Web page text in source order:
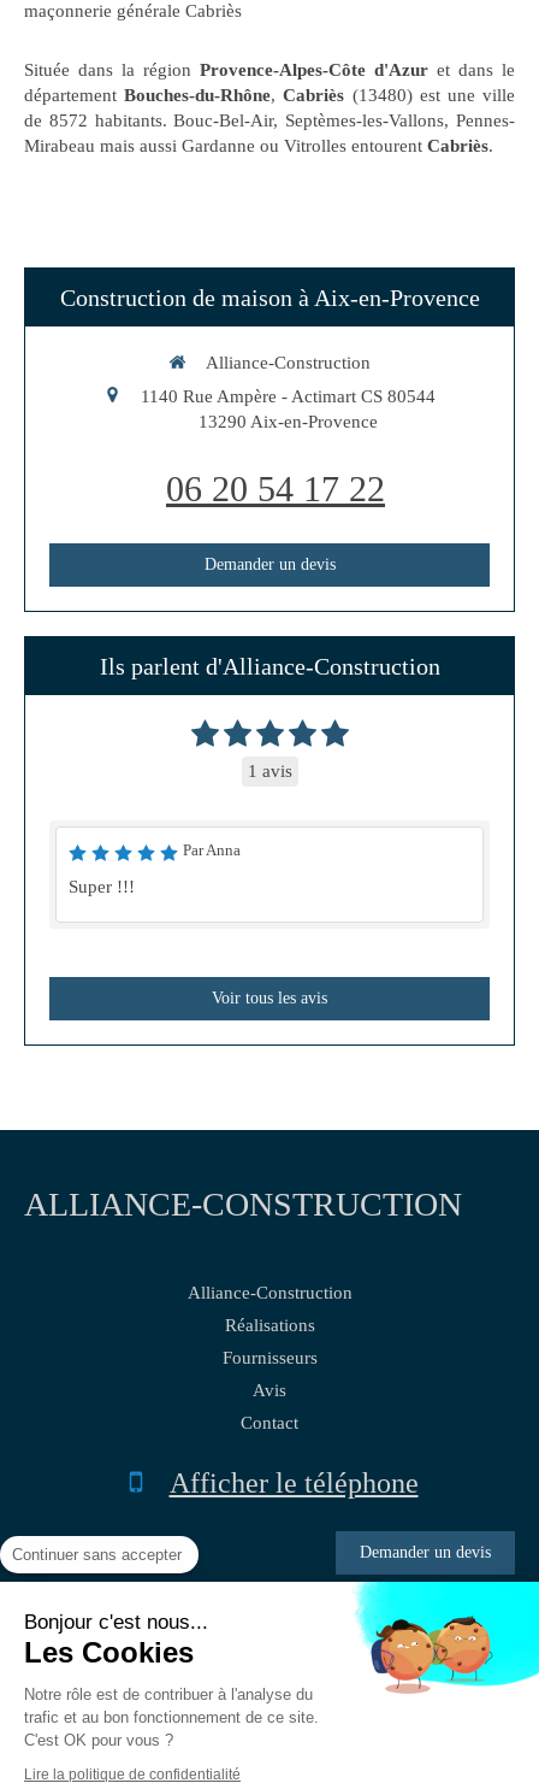
maçonnerie générale Cabriès
Située dans la région Provence-Alpes-Côte d'Azur et dans le
départementBouches-du-Rhône,Cabriès (13480) est une ville
de 8572 habitants. Bouc-Bel-Air, Septèmes-les-Vallons, Pennes-
Mirabeau mais aussi Gardanne ou Vitrolles entourent Cabriès.
Construction de maison à Aix-en-Provence
Alliance-Construction
1140 Rue Ampère - Actimart CS 80544
13290 Aix-en-Provence
06 20 54 17 22
Demander un devis
Ils parlent d'Alliance-Construction
1 avis
Par Anna
Super !!!
Voir tous les avis
ALLIANCE-CONSTRUCTION
Alliance-Construction
Réalisations
Fournisseurs
Avis
Contact
Afficher le téléphone
Demander un devis
Création et référencement du site par Simplébo
Site créé grâce à LaSociété Générale - Banque des professionnels
Continuer sans accepter
Bonjour c'est nous...
Les Cookies
Notre rôle est de contribuer à l'analyse du
trafic et au bon fonctionnement de ce site.
C'est OK pour vous ?
Lire la politique de confidentialité